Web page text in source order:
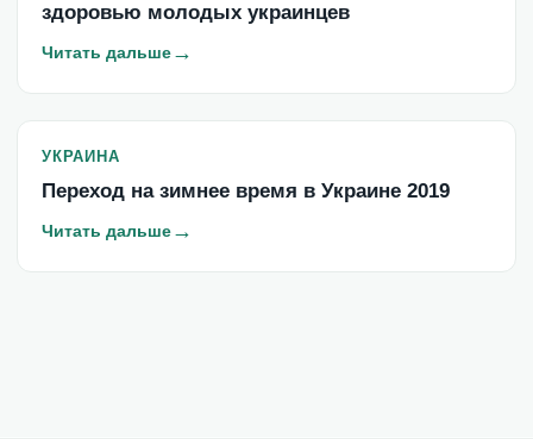
здоровью молодых украинцев
Читать дальше→
УКРАИНА
Переход на зимнее время в Украине 2019
Читать дальше→